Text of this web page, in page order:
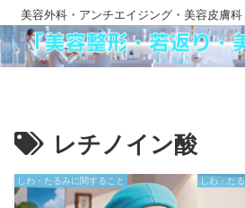
美容外科・アンチエイジング・美容皮膚科
レチノイン酸
しわ・たるみに関すること しわ・た